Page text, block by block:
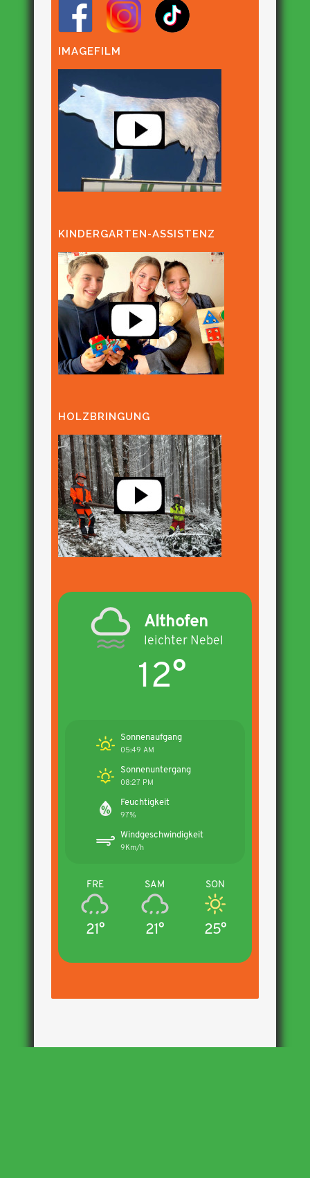
IMAGEFILM
KINDERGARTEN-ASSISTENZ
HOLZBRINGUNG
Althofen
leichter Nebel
12°
Sonnenaufgang
05:49 AM
Sonnenuntergang
08:27 PM
Feuchtigkeit
97%
Windgeschwindigkeit
9Km/h
FRE
21°
SAM
21°
SON
25°